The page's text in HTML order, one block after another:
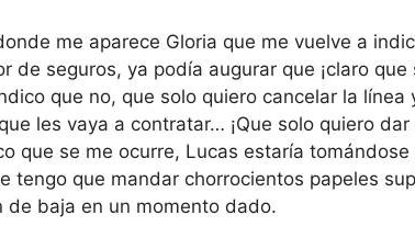
me aparece Gloria que me vuelve a
de seguros, ya podía augurar que ¡claro
que no, que solo quiero cancelar la
les vaya a contratar… ¡Que solo quiero
que se me ocurre, Lucas estaría
tengo que mandar chorrocientos papeles
de baja en un momento dado.